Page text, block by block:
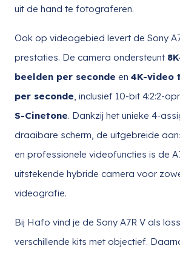
uit de hand te fotograferen.
Ook op videogebied levert de Sony
prestaties. De camera ondersteunt
beelden per seconde en 4K-video
per seconde , inclusief 10-bit 4:2:2-
S-Cinetone. Dankzij het unieke 4-
draaibare scherm, de uitgebreide
en professionele videofuncties is de
uitstekende hybride camera voor
videografie.
Bij Hafo vind je de Sony A7R V als
verschillende kits met objectief.